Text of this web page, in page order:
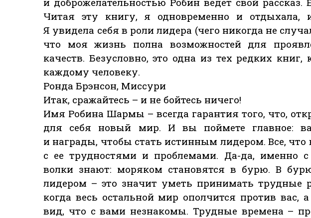
Читая эту книгу, я одновременно и отдыхала,
Я увидела себя в роли лидера (чего никогда не
что моя жизнь полна возможностей для
качеств. Безусловно, это одна из тех редких
каждому человеку.
Ронда Брэнсон, Миссури
Итак, сражайтесь – и не бойтесь ничего!
Имя Робина Шармы – всегда гарантия того, что,
для себя новый мир. И вы поймете главное:
и награды, чтобы стать истинным лидером. Все,
с ее трудностями и проблемами. Да-да, именно
волки знают: моряком становятся в бурю. В
лидером – это значит уметь принимать трудные
когда весь остальной мир ополчится против вас,
вид, что с вами незнакомы. Трудные времена –